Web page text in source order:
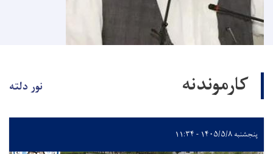
کارموندنه نور دلته
پنجشنبه ۱۴۰۵/۵/۸ - ۱۱:۳۴